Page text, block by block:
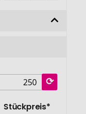
Stückpreis*